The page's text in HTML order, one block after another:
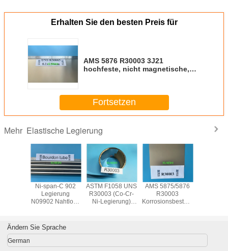
Erhalten Sie den besten Preis für
AMS 5876 R30003 3J21
hochfeste, nicht magnetische,
Fortsetzen
Mehr Elastische Legierung
Ni-span-C 902
Legierung
N09902 Nahtlose
elastischen
Legierungen für
ASTM F1058 UNS
R30003 (Co-Cr-
Ni-Legierung)
AMS 5875/5876
R30003
Korrosionsbeständige
Langlebigkeit
Ändern Sie Sprache
German